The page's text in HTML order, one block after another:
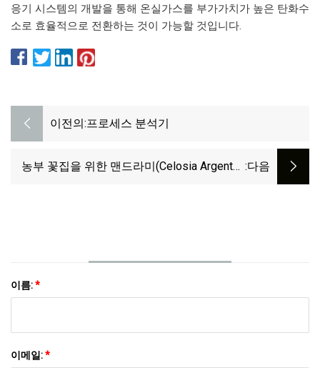
응기 시스템의 개발을 통해 온실가스를 부가가치가 높은 탄화수
소로 효율적으로 전환하는 것이 가능할 것입니다.
이전의:프로세스 분석기
농부 꽃집을 위한 맨드라미(Celosia Argentea :다음
이름:*
이메일:*